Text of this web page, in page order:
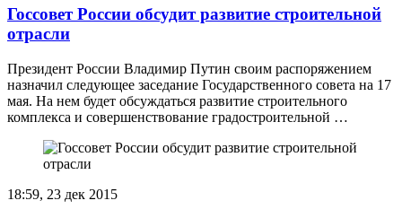
Госсовет России обсудит развитие строительной
отрасли
Президент России Владимир Путин своим распоряжением
назначил следующее заседание Государственного совета на 17
мая. На нем будет обсуждаться развитие строительного
комплекса и совершенствование градостроительной …
18:59, 23 дек 2015